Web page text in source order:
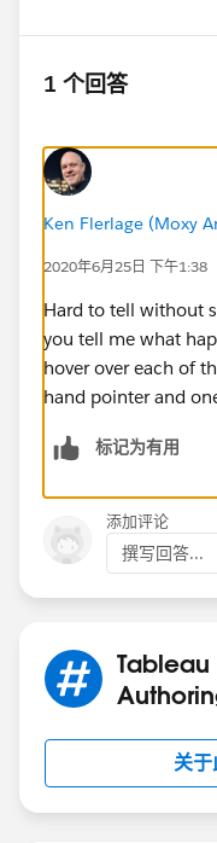
1 个回答
Ken Flerlage (Moxy
2020年6月25日 下午1:38
Hard to tell without
you tell me what
hover over each of
hand pointer and
标记为有用
添加评论
撰写回答...
关